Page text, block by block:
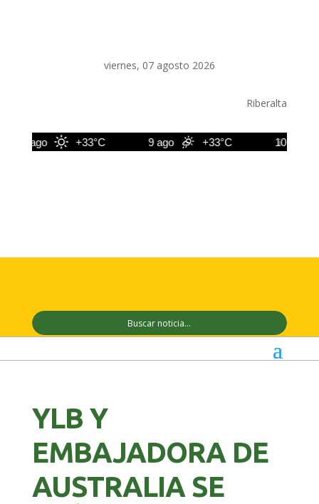
viernes, 07 agosto 2026
Riberalta
8 ago +33°C 9 ago +33°C 10 ago
YLB Y
EMBAJADORA DE
AUSTRALIA SE